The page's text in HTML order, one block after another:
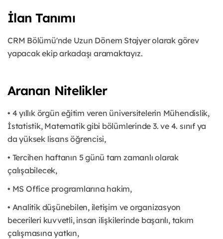
İlan Tanımı
CRM Bölümü'nde Uzun Dönem Stajyer olarak görev
yapacak ekip arkadaşı aramaktayız.
Aranan Nitelikler
• 4 yıllık örgün eğitim veren üniversitelerin Mühendislik,
İstatistik, Matematik gibi bölümlerinde 3. ve 4. sınıf ya
da yüksek lisans öğrencisi,
• Tercihen haftanın 5 günü tam zamanlı olarak
çalışabilecek,
• MS Office programlarına hakim,
• Analitik düşünebilen, iletişim ve organizasyon
becerileri kuvvetli, insan ilişkilerinde başarılı, takım
çalışmasına yatkın,